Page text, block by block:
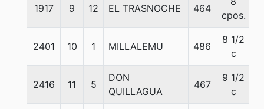
1917 9 12 EL TRASNOCHE 464
cpos.
2401 10 1 MILLALEMU 486
8 1/2
c
2416 11 5
DON
QUILLAGUA
467
9 1/2
c